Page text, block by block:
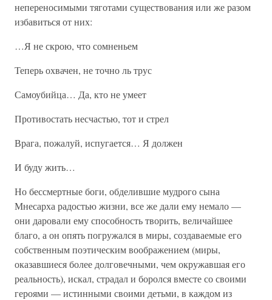
непереносимыми тяготами существования или же разом
избавиться от них:
…Я не скрою, что сомненьем
Теперь охвачен, не точно ль трус
Самоубийца… Да, кто не умеет
Противостать несчастью, тот и стрел
Врага, пожалуй, испугается… Я должен
И буду жить…
Но бессмертные боги, обделившие мудрого сына
Мнесарха радостью жизни, все же дали ему немало —
они даровали ему способность творить, величайшее
благо, а он опять погружался в миры, создаваемые его
собственным поэтическим воображением (миры,
оказавшиеся более долговечными, чем окружавшая его
реальность), искал, страдал и боролся вместе со своими
героями — истинными своими детьми, в каждом из